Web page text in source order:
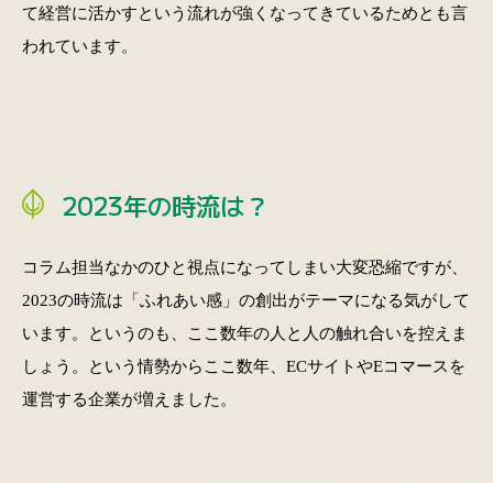
て経営に活かすという流れが強くなってきているためとも言
われています。
2023年の時流は？
コラム担当なかのひと視点になってしまい大変恐縮ですが、
2023の時流は「ふれあい感」の創出がテーマになる気がして
います。というのも、ここ数年の人と人の触れ合いを控えま
しょう。という情勢からここ数年、ECサイトやEコマースを
運営する企業が増えました。